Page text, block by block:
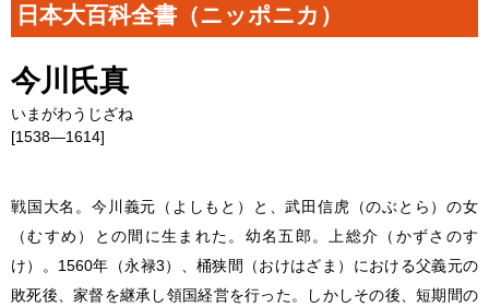
日本大百科全書（ニッポニカ）
今川氏真
いまがわうじざね
[1538―1614]
戦国大名。今川義元（よしもと）と、武田信虎（のぶとら）の女
（むすめ）との間に生まれた。幼名五郎。上総介（かずさのす
け）。1560年（永禄3）、桶狭間（おけはざま）における父義元の
敗死後、家督を継承し領国経営を行った。しかしその後、短期間の